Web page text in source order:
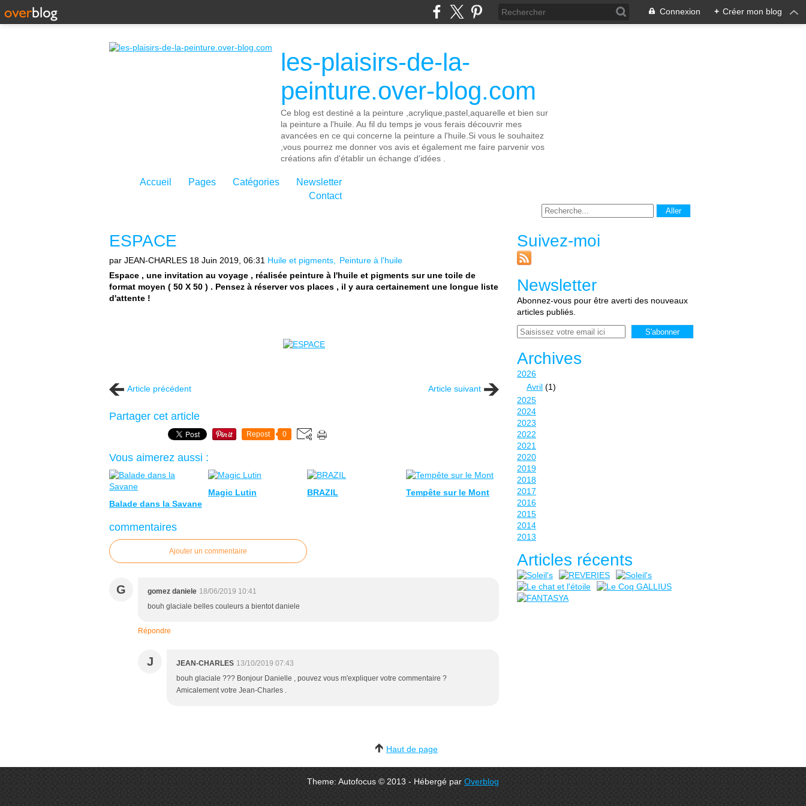
Connexion + Créer mon blog
les-plaisirs-de-la-
peinture.over-blog.com
Ce blog est destiné a la peinture ,acrylique,pastel,aquarelle et bien sur
la peinture a l'huile. Au fil du temps je vous ferais découvrir mes
avancées en ce qui concerne la peinture a l'huile.Si vous le souhaitez
,vous pourrez me donner vos avis et également me faire parvenir vos
créations afin d'établir un échange d'idées .
Accueil Pages Catégories
Newsletter
Contact
ESPACE
par JEAN-CHARLES 18 Juin 2019, 06:31 Huile et pigments
Peinture à l'huile
Espace , une invitation au voyage , réalisée peinture à l'huile et pigments sur une toile de
format moyen ( 50 X 50 ) . Pensez à réserver vos places , il y aura certainement une longue liste
d'attente !
Article précédent Article suivant
Partager cet article
Repost 0
Vous aimerez aussi :
Balade dans la Savane
Magic Lutin BRAZIL Tempête sur le Mont
commentaires
Ajouter un commentaire
G gomez daniele 18/06/2019 10:41
bouh glaciale belles couleurs a bientot daniele
Répondre
J JEAN-CHARLES 13/10/2019 07:43
bouh glaciale ??? Bonjour Danielle , pouvez vous m'expliquer votre commentaire ?
Amicalement votre Jean-Charles .
Suivez-moi
Newsletter
Abonnez-vous pour être averti des nouveaux
articles publiés.
Email
Archives
2026
Avril (1)
2025
2024
2023
2022
2021
2020
2019
2018
2017
2016
2015
2014
2013
Articles récents
Haut de page
Theme: Autofocus © 2013 - Hébergé parOverblog